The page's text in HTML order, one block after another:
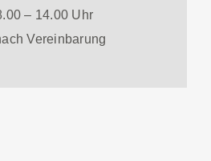
– 14.00 Uhr
Vereinbarung